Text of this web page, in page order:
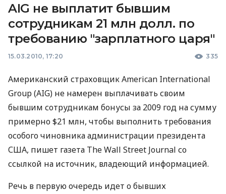
AIG не выплатит бывшим
сотрудникам 21 млн долл. по
требованию "зарплатного царя"
15.03.2010, 17:20 335
Американский страховщик American International
Group (AIG) не намерен выплачивать своим
бывшим сотрудникам бонусы за 2009 год на сумму
примерно $21 млн, чтобы выполнить требования
особого чиновника администрации президента
США, пишет газета The Wall Street Journal со
ссылкой на источник, владеющий информацией.
Речь в первую очередь идет о бывших